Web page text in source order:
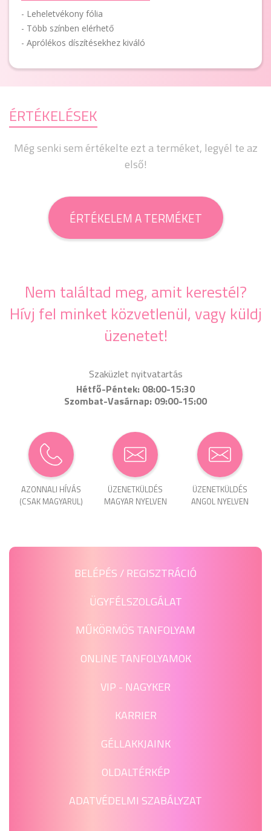
- Leheletvékony fólia
- Több színben elérhető
- Aprólékos díszítésekhez kiváló
ÉRTÉKELÉSEK
Még senki sem értékelte ezt a terméket, legyél te az
első!
ÉRTÉKELEM A TERMÉKET
Nem találtad meg, amit kerestél?
Hívj fel minket közvetlenül, vagy küldj
üzenetet!
Szaküzlet nyitvatartás
Hétfő-Péntek: 08:00-15:30
Szombat-Vasárnap: 09:00-15:00
AZONNALI HÍVÁS
(CSAK MAGYARUL)
ÜZENET­KÜLDÉS
MAGYAR NYELVEN
ÜZENET­KÜLDÉS
ANGOL NYELVEN
BELÉPÉS / REGISZTRÁCIÓ
ÜGYFÉLSZOLGÁLAT
MŰKÖRMÖS TANFOLYAM
ONLINE TANFOLYAMOK
VIP - NAGYKER
KARRIER
GÉLLAKKJAINK
OLDALTÉRKÉP
ADATVÉDELMI SZABÁLYZAT